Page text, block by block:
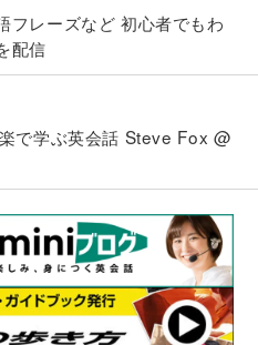
フレーズなど 初心者でもわ
配信
で学ぶ英会話 Steve Fox @